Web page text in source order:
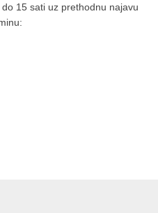
15 sati uz prethodnu najavu